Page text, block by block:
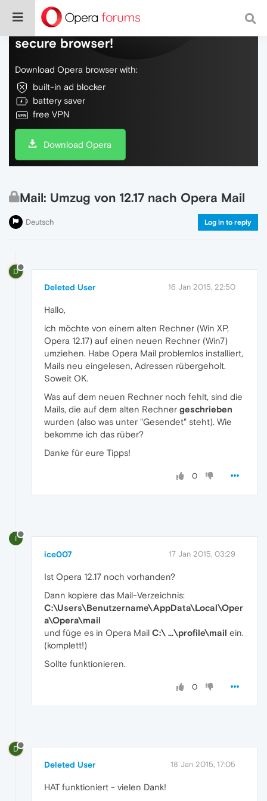
Do more on the web, with a fast and
secure browser!
Download Opera browser with:
built-in ad blocker
battery saver
free VPN
Download Opera
Mail: Umzug von 12.17 nach Opera Mail
Deutsch Log in to reply
D
Deleted User 16 Jan 2015, 22:50
Hallo,
ich möchte von einem alten Rechner (Win XP,
Opera 12.17) auf einen neuen Rechner (Win7)
umziehen. Habe Opera Mail problemlos installiert,
Mails neu eingelesen, Adressen rübergeholt.
Soweit OK.
Was auf dem neuen Rechner noch fehlt, sind die
Mails, die auf dem alten Rechner geschrieben
wurden (also was unter "Gesendet" steht). Wie
bekomme ich das rüber?
Danke für eure Tipps!
0
I
ice007 17 Jan 2015, 03:29
Ist Opera 12.17 noch vorhanden?
Dann kopiere das Mail-Verzeichnis:
C:\Users\Benutzername\AppData\Local\Oper
a\Opera\mail
und füge es in Opera Mail C:\ ...\profile\mail ein.
(komplett!)
Sollte funktionieren.
0
D
Deleted User 18 Jan 2015, 17:05
HAT funktioniert - vielen Dank!